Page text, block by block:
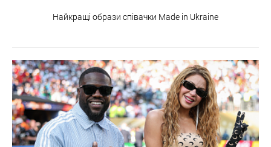
Найкращі образи співачки Made in Ukraine